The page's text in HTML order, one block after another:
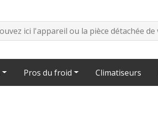
Pros du froid Climatiseurs